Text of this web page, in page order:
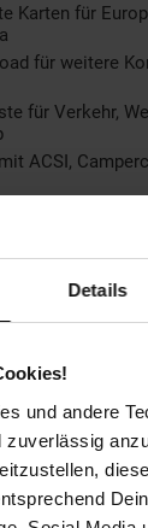
Details
und andere
zuverlässig
Karten für
für weitere
für Verkehr,
ACSI,
wie Trendy
BC
Aktivhalterung